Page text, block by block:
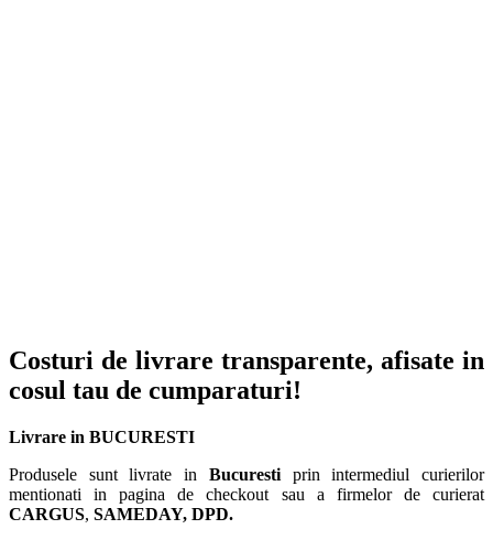
Costuri de livrare transparente, afisate in
cosul tau de cumparaturi!
Livrare in BUCURESTI
Produsele sunt livrate in Bucurestiprin intermediul curierilor
mentionati in pagina de checkout sau a firmelor de curierat
CARGUS, SAMEDAY, DPD.